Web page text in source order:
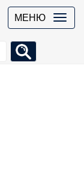
МЕНЮ